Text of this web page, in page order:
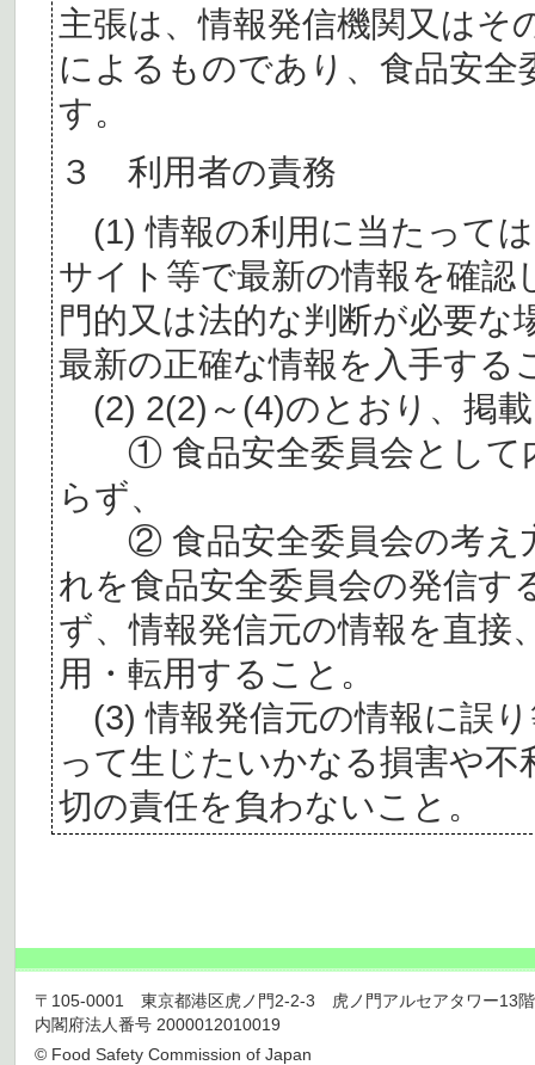
主張は、情報発信機関又はそ
によるものであり、食品安
す。
３ 利用者の責務
(1) 情報の利用に当たって
サイト等で最新の情報を確認
門的又は法的な判断が必要
最新の正確な情報を入手する
(2) 2(2)～(4)のとおり、掲
① 食品安全委員会として
らず、
② 食品安全委員会の考え
れを食品安全委員会の発信す
ず、情報発信元の情報を直接
用・転用すること。
(3) 情報発信元の情報に誤
って生じたいかなる損害や
切の責任を負わないこと。
〒105-0001 東京都港区虎ノ門2-2-3 虎ノ門アルセアタワー13
内閣府法人番号 2000012010019
© Food Safety Commission of Japan